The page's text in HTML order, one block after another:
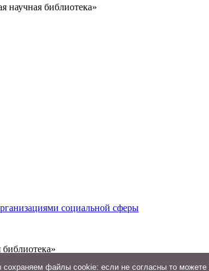
научная библиотека»
социальной сферы
файлы cookie: если не согласны то можете